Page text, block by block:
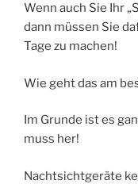
Wenn auch Sie Ihr
dann müssen Sie
Tage zu machen!
Wie geht das am
Im Grunde ist es
muss her!
Nachtsichtgeräte